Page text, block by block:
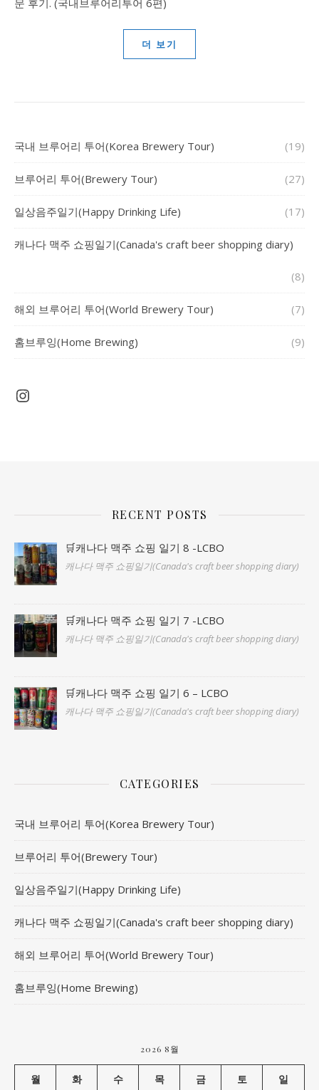
문 후기. (국내브루어리투어 6편)
더 보기
국내 브루어리 투어(Korea Brewery Tour) (19)
브루어리 투어(Brewery Tour) (27)
일상음주일기(Happy Drinking Life) (17)
캐나다 맥주 쇼핑일기(Canada's craft beer shopping diary)
(8)
해외 브루어리 투어(World Brewery Tour) (7)
홈브루잉(Home Brewing) (9)
Instagram
RECENT POSTS
🛒캐나다 맥주 쇼핑 일기 8 -LCBO
캐나다 맥주 쇼핑일기(Canada's craft beer shopping diary)
🛒캐나다 맥주 쇼핑 일기 7 -LCBO
캐나다 맥주 쇼핑일기(Canada's craft beer shopping diary)
🛒캐나다 맥주 쇼핑 일기 6 – LCBO
캐나다 맥주 쇼핑일기(Canada's craft beer shopping diary)
CATEGORIES
국내 브루어리 투어(Korea Brewery Tour)
브루어리 투어(Brewery Tour)
일상음주일기(Happy Drinking Life)
캐나다 맥주 쇼핑일기(Canada's craft beer shopping diary)
해외 브루어리 투어(World Brewery Tour)
홈브루잉(Home Brewing)
2026 8월
월 화 수 목 금 토 일